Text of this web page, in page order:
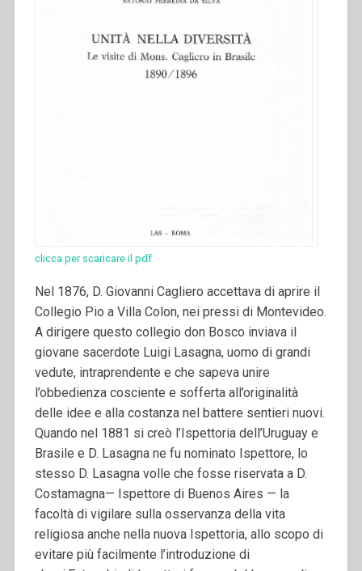
clicca per scaricare il pdf
Nel 1876, D. Giovanni Cagliero accettava di aprire il
Collegio Pio a Villa Colon, nei pressi di Montevideo.
A dirigere questo collegio don Bosco inviava il
giovane sacerdote Luigi Lasagna, uomo di grandi
vedute, intraprendente e che sapeva unire
l’obbedienza cosciente e sofferta all’originalità
delle idee e alla costanza nel battere sentieri nuovi.
Quando nel 1881 si creò l’Ispettoria dell’Uruguay e
Brasile e D. Lasagna ne fu nominato Ispettore, lo
stesso D. Lasagna volle che fosse riservata a D.
Costamagna— Ispettore di Buenos Aires — la
facoltà di vigilare sulla osservanza della vita
religiosa anche nella nuova Ispettoria, allo scopo di
evitare più facilmente l’introduzione di